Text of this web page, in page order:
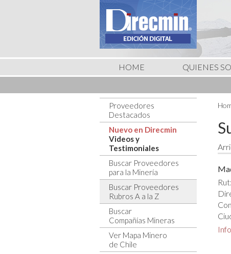
HOME QUIENES
Proveedores
Destacados
Nuevo en Direcmin
Videos y
Testimoniales
Buscar Proveedores
para la Minería
Buscar Proveedores
Rubros A a la Z
Buscar
Compañías Mineras
Ver Mapa Minero
de Chile
Rut: